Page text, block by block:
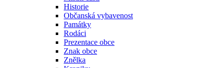
Historie
Občanská vybavenost
Památky
Rodáci
Prezentace obce
Znak obce
Znělka